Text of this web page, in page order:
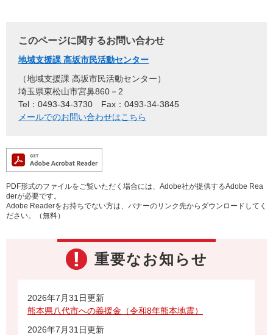
このページに関するお問い合わせ
地域支援課 高坂市民活動センター
地域支援課 高坂市民活動センター
埼玉県東松山市宮鼻860－2
Tel：0493-34-3730
Fax：0493-34-3845
メールでのお問い合わせはこちら
PDF形式のファイルをご覧いただく場合には、Adobe社が提供するAdobe Rea
derが必要です。
Adobe Readerをお持ちでない方は、バナーのリンク先からダウンロードしてく
ださい。（無料）
重要なお知らせ
2026年7月31日更新
熊本県八代市への義援金（令和8年熊本地震）
2026年7月31日更新